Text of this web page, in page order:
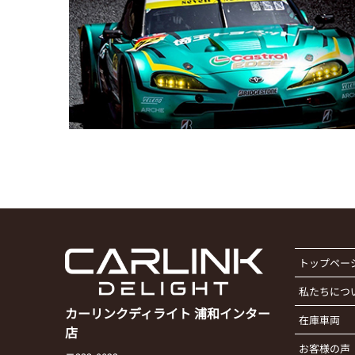
カーリンクディライト 浦和インター
店
トップペー
私たちにつ
在庫車両
お客様の声